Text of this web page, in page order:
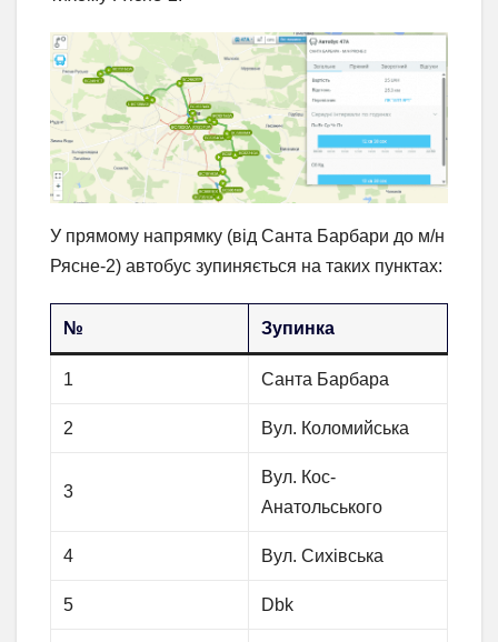
У прямому напрямку (від Санта Барбари до м/н
Рясне-2) автобус зупиняється на таких пунктах:
№ Зупинка
1 Санта Барбара
2 Вул. Коломийська
3
Вул. Кос-
Анатольського
4 Вул. Сихівська
5 Dbk